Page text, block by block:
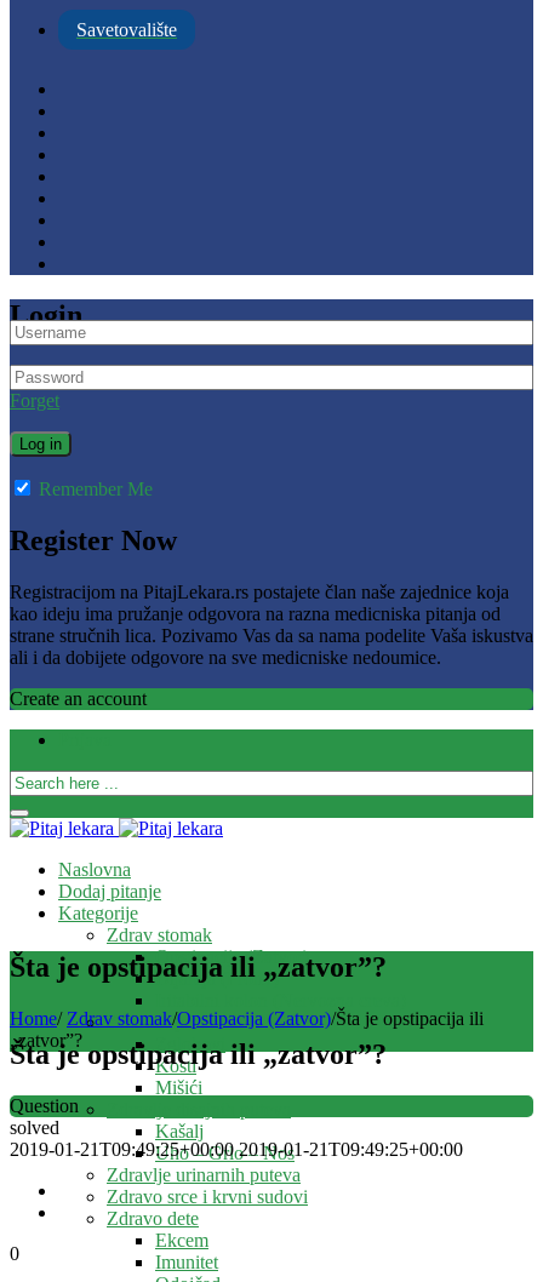
Savetovalište
Login
Forget
Remember Me
Register Now
Registracijom na PitajLekara.rs postajete član naše zajednice koja
kao ideju ima pružanje odgovora na razna medicniska pitanja od
strane stručnih lica. Pozivamo Vas da sa nama podelite Vaša iskustva
ali i da dobijete odgovore na sve medicniske nedoumice.
Create an account
Naslovna
Dodaj pitanje
Kategorije
Zdrav stomak
Opstipacija (Zatvor)
Dijareja (Proliv)
Zdrave i jake kosti
Zglobovi
Kosti
Mišići
Kašalj
Uho – Grlo – Nos
Zdravlje urinarnih puteva
Zdravo srce i krvni sudovi
Zdravo dete
Ekcem
Imunitet
Šta je opstipacija ili „zatvor”?
Home/ Zdrav stomak/Opstipacija (Zatvor)/Šta je opstipacija ili
„zatvor”?
Šta je opstipacija ili „zatvor”?
Question
solved
2019-01-21T09:49:25+00:00 2019-01-21T09:49:25+00:00
0